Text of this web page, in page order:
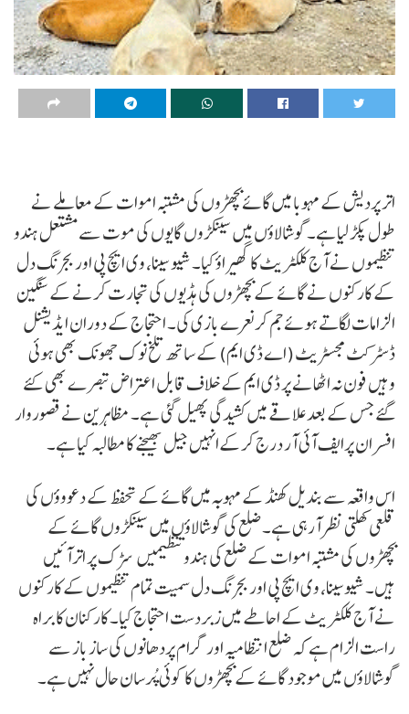
اتر پردیش کے مہوبا میں گائے بچھڑوں کی مشتبہ اموات کے معاملے نے
طول پکڑ لیا ہے۔ گوشالاؤں میں سینکڑوں گایوں کی موت سے مشتعل ہندو
تنظیموں نے آج کلکٹریٹ کا گھیراؤ کیا۔ شیو سینا، وی ایچ پی اور بجرنگ دل
کے کارکنوں نے گائے کے بچھڑوں کی ہڈیوں کی تجارت کرنے کے سنگین
الزامات لگاتے ہوئے جم کرنعرے بازی کی۔ احتجاج کے دوران ایڈیشنل
ڈسٹرکٹ مجسٹریٹ (اے ڈی ایم) کے ساتھ تلخ نوک جھونک بھی ہوئی
وہیں فون نہ اٹھانے پر ڈی ایم کے خلاف قابل اعتراض تبصرے بھی کئے
گئے جس کے بعد علاقے میں کشیدگی پھیل گئی ہے۔ مظاہرین نے قصوروار
افسران پرایف آئی آر درج کرکےانہیں جیل بھیجنے کا مطالبہ کیا ہے۔
اس واقعہ سے بندیل کھنڈ کے مہوبہ میں گائے کے تحفظ کے دعووؤں کی
قلعی کھلتی نظر آرہی ہے۔ ضلع کی گوشالاؤں میں سینکڑوں گائے کے
بچھڑوں کی مشتبہ اموات کے ضلع کی ہندو تنظیمیں سڑک پر اترآئیں
ہیں۔ شیوسینا، وی ایچ پی اور بجرنگ دل سمیت تمام تنظیموں کے کارکنوں
نے آج کلکٹریٹ کے احاطے میں زبردست احتجاج کیا۔ کارکنان کا براہ
راست الزام ہے کہ ضلع انتظامیہ اور گرام پردھانوں کی ساز باز سے
گوشالاؤں میں موجود گائے کے بچھڑوں کا کوئی پُرسان حال نہیں ہے۔